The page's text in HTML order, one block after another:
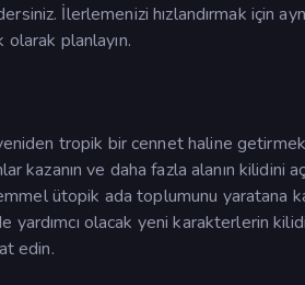
İlerlemenizi hızlandırmak için
planlayın.
tropik bir cennet haline
kazanın ve daha fazla alanın kilidini
ütopik ada toplumunu yaratana
olacak yeni karakterlerin
edin.